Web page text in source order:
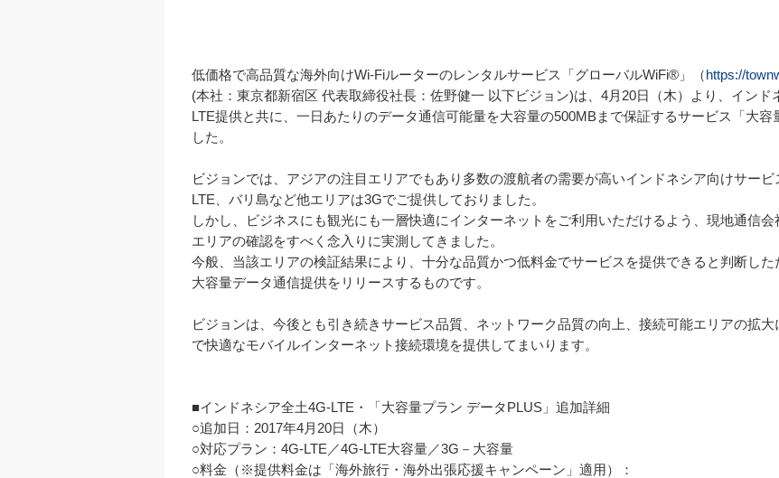
低価格で高品質な海外向けWi-Fiルーターのレンタルサービス「グローバルWiFi®」（ https://
(本社：東京都新宿区 代表取締役社長：佐野健一 以下ビジョン)は、4月20日（木）より、イン
LTE提供と共に、一日あたりのデータ通信可能量を大容量の500MBまで保証するサービス「大
した。
ビジョンでは、アジアの注目エリアでもあり多数の渡航者の需要が高いインドネシア向けサー
LTE、バリ島など他エリアは3Gでご提供しておりました。
しかし、ビジネスにも観光にも一層快適にインターネットをご利用いただけるよう、現地通信会
エリアの確認をすべく念入りに実測してきました。
今般、当該エリアの検証結果により、十分な品質かつ低料金でサービスを提供できると判断し
大容量データ通信提供をリリースするものです。
ビジョンは、今後とも引き続きサービス品質、ネットワーク品質の向上、接続可能エリアの拡
で快適なモバイルインターネット接続環境を提供してまいります。
■インドネシア全土4G-LTE・「大容量プラン データPLUS」追加詳細
○追加日：2017年4月20日（木）
○対応プラン：4G-LTE／4G-LTE大容量／3G－大容量
○料金（※提供料金は「海外旅行・海外出張応援キャンペーン」適用）：